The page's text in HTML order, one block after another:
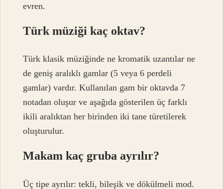
evren.
Türk müziği kaç oktav?
Türk klasik müziğinde ne kromatik uzantılar ne
de geniş aralıklı gamlar (5 veya 6 perdeli
gamlar) vardır. Kullanılan gam bir oktavda 7
notadan oluşur ve aşağıda gösterilen üç farklı
ikili aralıktan her birinden iki tane türetilerek
oluşturulur.
Makam kaç gruba ayrılır?
Üç tipe ayrılır: tekli, bileşik ve dökülmeli mod.